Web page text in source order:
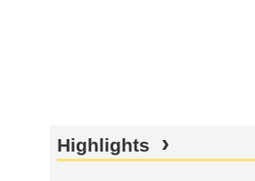
Highlights